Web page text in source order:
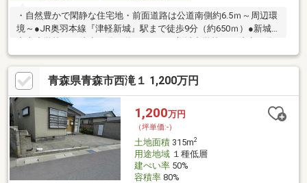
・自然豊かで閑静な住宅地・前面道路は公道南側約6.5ｍ～周辺環
境～●JR奥羽本線『津軽新城』駅まで徒歩9分（約650ｍ）●新城
（約2300ｍ）●マエダストア新城店まで徒歩13分（約950ｍ）●フ
ァミリーマート青森新城山田店まで徒歩11分（約850ｍ）
青森県青森市西滝１ 1,200万円
1,200万円
（坪単価:-）
土地面積315m2
用途地域１種低層
建ぺい率50%
容積率80%